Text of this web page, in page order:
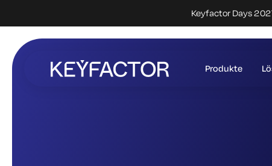
Keyfactor Days
Hauptinhalt
springen
Produkte